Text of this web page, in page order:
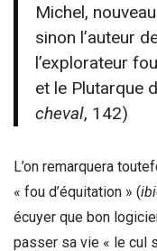
Michel,
sinon l’auteur
l’explorateur
et le Plutarque
cheval, 142)
L’on remarquera
« fou d’équitation » (
écuyer que bon
passer sa vie « le cul